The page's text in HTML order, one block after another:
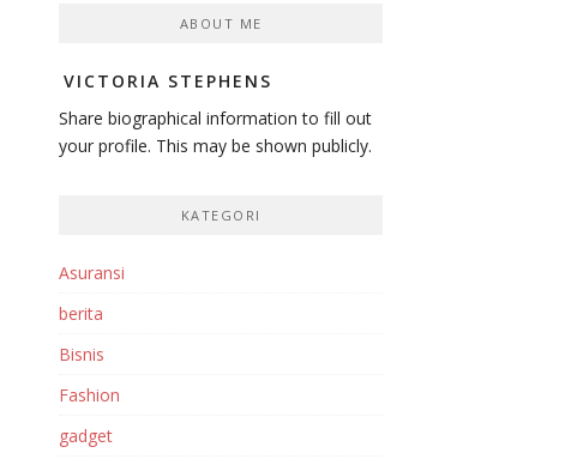
ABOUT ME
VICTORIA STEPHENS
Share biographical information to fill out
your profile. This may be shown publicly.
KATEGORI
Asuransi
berita
Bisnis
Fashion
gadget